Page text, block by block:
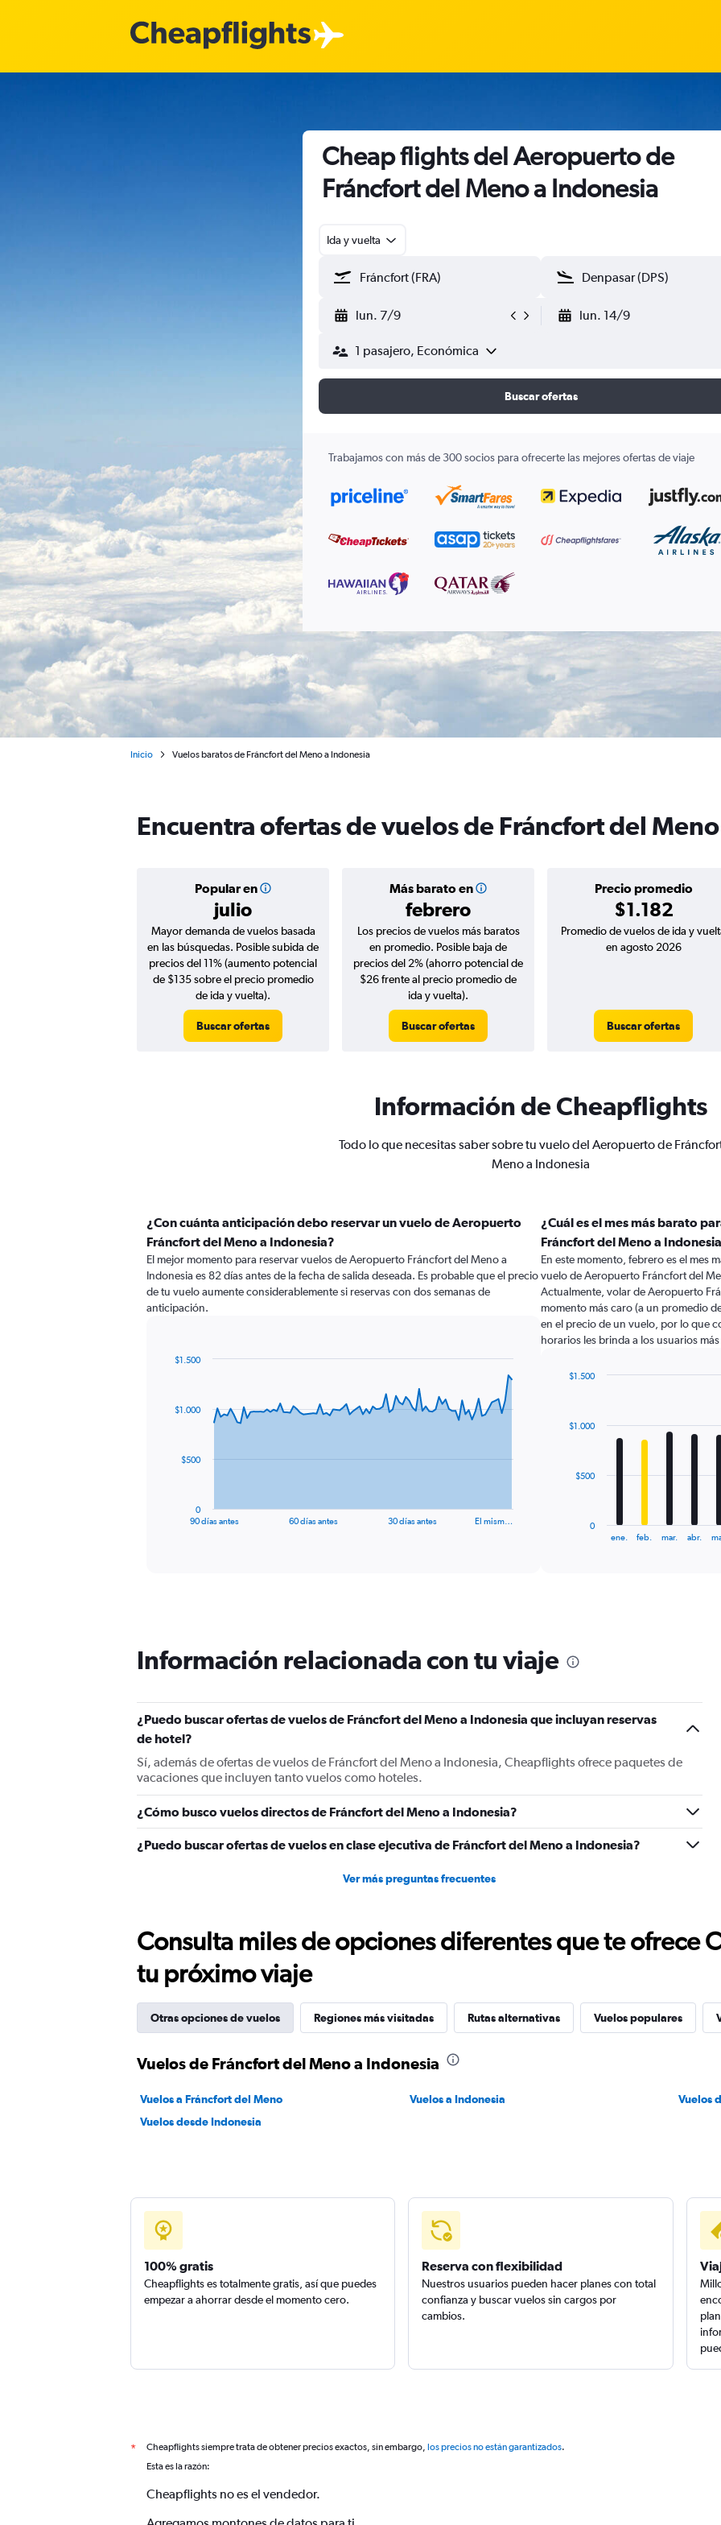
Cheap flights del Aeropuerto de
Fráncfort del Meno a Indonesia
Ida y vuelta
lun. 7/9 lun. 14/9
1 pasajero, Económica
Buscar ofertas
Trabajamos con más de 300 socios para ofrecerte las mejores ofertas de viaje
Inicio Vuelos baratos de Fráncfort del Meno a Indonesia
Encuentra ofertas de vuelos de Fráncfort del
Popular en
julio
Más barato en
febrero
Precio promedio
$1.182
Mayor demanda de vuelos basada
en las búsquedas. Posible subida de
precios del 11% (aumento potencial
de $135 sobre el precio promedio
de ida y vuelta).
Buscar ofertas
Los precios de vuelos más baratos
en promedio. Posible baja de
precios del 2% (ahorro potencial de
$26 frente al precio promedio de
ida y vuelta).
Buscar ofertas
Promedio de vuelos de ida y
en agosto 2026
Buscar ofertas
Información de Cheapflights
Todo lo que necesitas saber sobre tu vuelo del Aeropuerto de
Meno a Indonesia
¿Con cuánta anticipación debo reservar un vuelo de Aeropuerto
Fráncfort del Meno a Indonesia?
El mejor momento para reservar vuelos de Aeropuerto Fráncfort del Meno a
Indonesia es 82 días antes de la fecha de salida deseada. Es probable que el precio
de tu vuelo aumente considerablemente si reservas con dos semanas de
anticipación.
data
The
has
1
axis
displaying
values.
0
to
1500.
90 días antes 60 días antes 30 días antes El mism…
0
$500
$1.000
$1.500
¿Cuál es el mes más barato
Fráncfort del Meno a
En este momento, febrero es el mes
vuelo de Aeropuerto Fráncfort del
Actualmente, volar de Aeropuerto
momento más caro (a un promedio
en el precio de un vuelo, por lo que
horarios les brinda a los usuarios
12
The
chart
Y
axis
Range:
to
ene. feb. mar. abr.
0
$500
$1.000
$1.500
Información relacionada con tu viaje
¿Puedo buscar ofertas de vuelos de Fráncfort del Meno a Indonesia que incluyan reservas
de hotel?
Sí, además de ofertas de vuelos de Fráncfort del Meno a Indonesia, Cheapflights ofrece paquetes de
vacaciones que incluyen tanto vuelos como hoteles.
¿Cómo busco vuelos directos de Fráncfort del Meno a Indonesia?
¿Puedo buscar ofertas de vuelos en clase ejecutiva de Fráncfort del Meno a Indonesia?
Ver más preguntas frecuentes
Consulta miles de opciones diferentes que te ofrece
tu próximo viaje
Otras opciones de vuelos Regiones más visitadas Rutas alternativas Vuelos populares
Vuelos de Fráncfort del Meno a Indonesia
Vuelos a Fráncfort del Meno Vuelos a Indonesia
Vuelos
Vuelos desde Indonesia
100% gratis
Cheapflights es totalmente gratis, así que puedes
empezar a ahorrar desde el momento cero.
Reserva con flexibilidad
Nuestros usuarios pueden hacer planes con total
confianza y buscar vuelos sin cargos por
cambios.
* Cheapflights siempre trata de obtener precios exactos, sin embargo, los precios no están garantizados.
Esta es la razón:
Cheapflights no es el vendedor.